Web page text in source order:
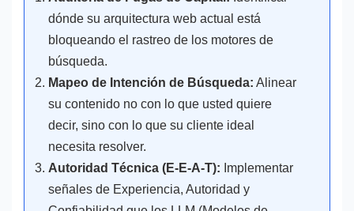
dónde su arquitectura web actual está
bloqueando el rastreo de los motores de
búsqueda.
Mapeo de Intención de Búsqueda: Alinear
su contenido no con lo que usted quiere
decir, sino con lo que su cliente ideal
necesita resolver.
Autoridad Técnica (E-E-A-T): Implementar
señales de Experiencia, Autoridad y